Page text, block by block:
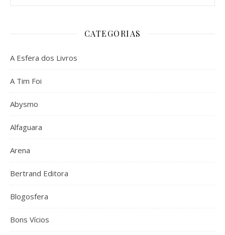
CATEGORIAS
A Esfera dos Livros
A Tim Foi
Abysmo
Alfaguara
Arena
Bertrand Editora
Blogosfera
Bons Vícios